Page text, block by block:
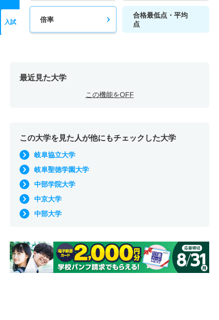
入試 倍率
合格最低点・平均
点
最近見た大学
この機能をOFF
この大学を見た人が他にもチェックした大学
岐阜協立大学
岐阜聖徳学園大学
中部学院大学
中京大学
中部大学